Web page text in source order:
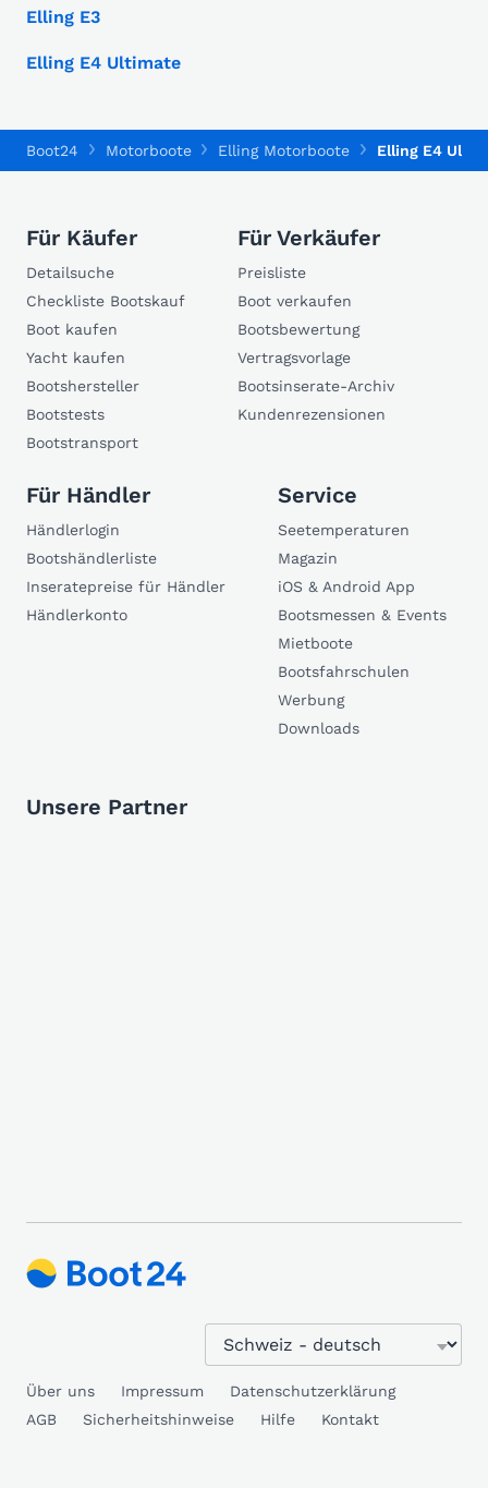
Elling E3
Elling E4 Ultimate
Boot24 Motorboote Elling Motorboote Elling E4
Für Käufer
Detailsuche
Checkliste Bootskauf
Boot kaufen
Yacht kaufen
Bootshersteller
Bootstests
Bootstransport
Für Verkäufer
Preisliste
Boot verkaufen
Bootsbewertung
Vertragsvorlage
Bootsinserate-Archiv
Kundenrezensionen
Für Händler
Händlerlogin
Bootshändlerliste
Inseratepreise für Händler
Händlerkonto
Service
Seetemperaturen
Magazin
iOS & Android App
Bootsmessen & Events
Mietboote
Bootsfahrschulen
Werbung
Downloads
Unsere Partner
Über uns Impressum
Datenschutzerklärung
AGB
Sicherheitshinweise Hilfe Kontakt